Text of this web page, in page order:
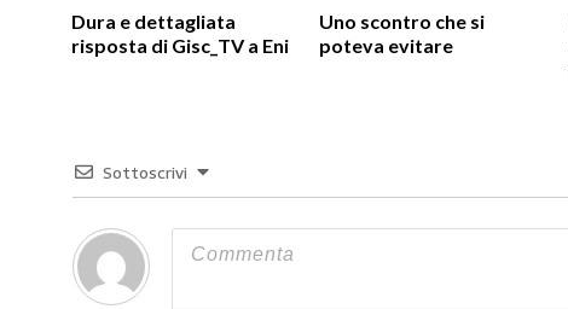
Dura e dettagliata
risposta di Gisc_TV a Eni
Uno scontro che si
poteva evitare
Sottoscrivi